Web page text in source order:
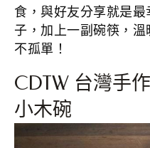
食，與好友分享就是
子，加上一副碗筷，
不孤單！
CDTW 台灣手
小木碗